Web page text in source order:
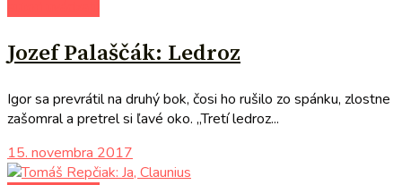
Jozef Palaščák: Ledroz
Igor sa prevrátil na druhý bok, čosi ho rušilo zo spánku, zlostne
zašomral a pretrel si ľavé oko. „Tretí ledroz...
15. novembra 2017